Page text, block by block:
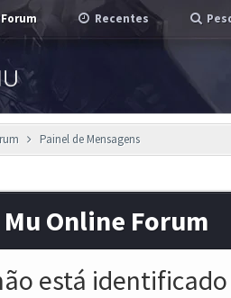
Recentes
Painel de Mensagens
Mu Online Forum
está